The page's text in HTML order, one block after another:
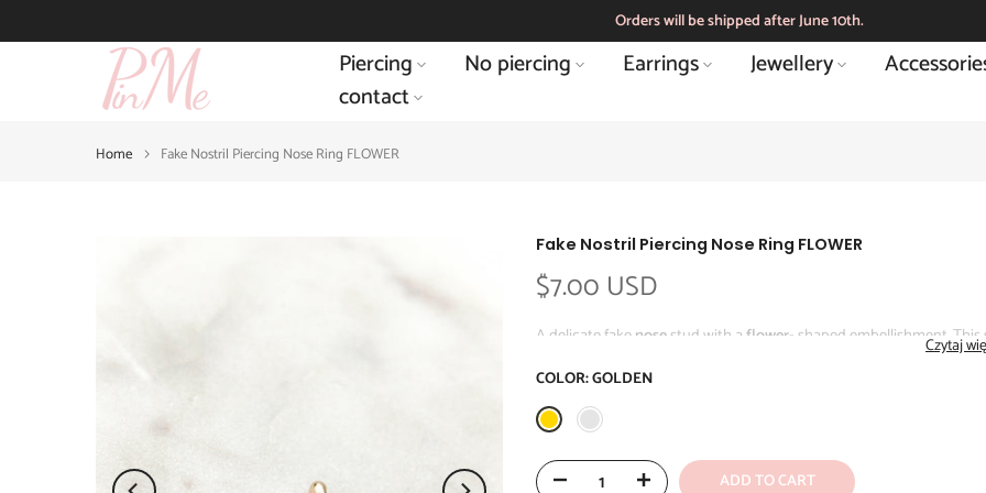
to
Orders will be shipped after June 10th.
Piercing No piercing Earrings Jewellery
contact
Home Fake Nostril Piercing Nose Ring FLOWER
Fake Nostril Piercing Nose Ring FLOWER
$7.00 USD
A delicate fakenosestud with aflower-shaped embellishment.
. The simple design makes the stud
Suitable for
Key information:
Czytaj
COLOR:GOLDEN
ADD TO CART